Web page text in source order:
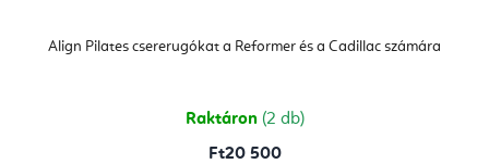
Align Pilates csererugókat a Reformer és a Cadillac számára
Raktáron (2 db)
Ft20 500